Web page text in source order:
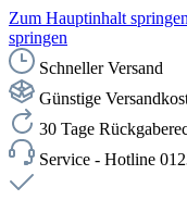
Zum Hauptinhalt springen
springen
Schneller Versand
Günstige
30 Tage
Service - Hotline